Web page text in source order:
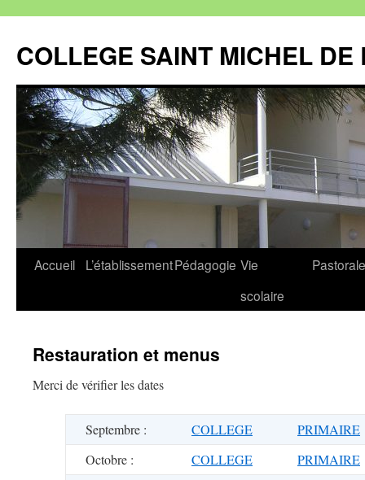
contenu
COLLEGE SAINT MICHEL DE
Accueil L’établissementPédagogie Vie
scolaire
Pastorale
Restauration et menus
Merci de vérifier les dates
Septembre : COLLEGE
PRIMAIRE
Octobre :
COLLEGE
PRIMAIRE